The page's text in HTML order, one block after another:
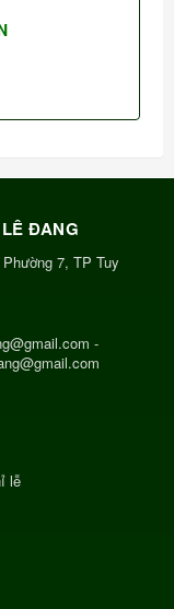
ĐANG
7, TP Tuy
-
lễ